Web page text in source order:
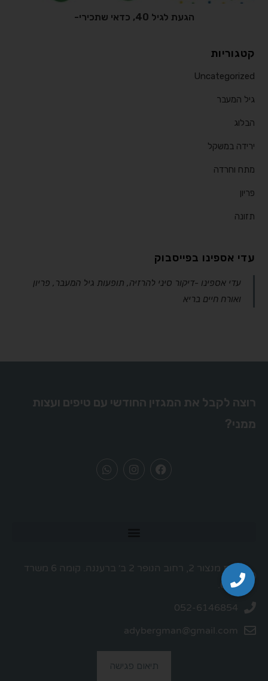
הגעת לגיל 40, כדאי שתכירי-
קטגוריות
Uncategorized
גיל המעבר
הבלוג
ירידה במשקל
מתח וחרדה
פריון
תזונה
עדי אספינו בפייסבוק
‎עדי אספינו -דיקור סיני להרזיה, תופעות גיל המעבר, פריון
ואורח חיים בריא‎
רוצה לקבל את המגזין החודשי עם טיפים ועצות
ממני?
בית מנצור 2, רחוב הנופר 2 ב׳ ברעננה. קומה 6 משרד
606.
052-6146854
adybergman@gmail.com
תיאום פגישה